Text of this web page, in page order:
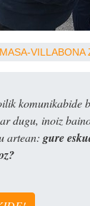
VILLABONA
komunikabide
dugu, inoiz
artean: gure